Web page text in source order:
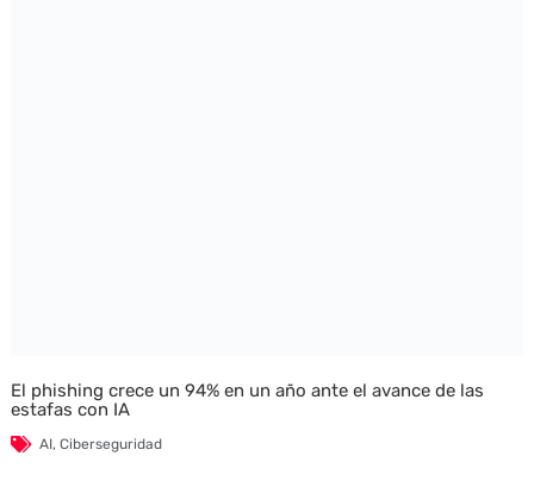
El phishing crece un 94% en un año ante el avance de las
estafas con IA
AI, Ciberseguridad